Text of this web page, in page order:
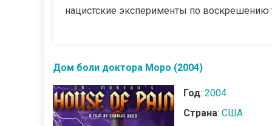
нацистские эксперименты по воскрешению
Дом боли доктора Моро (2004)
Год: 2004
Страна: США